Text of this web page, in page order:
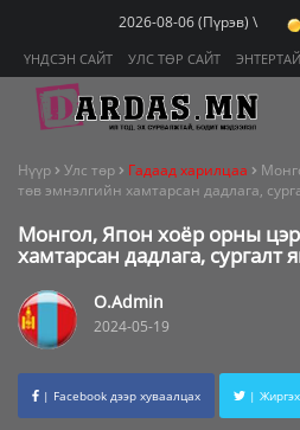
2026-08-06 (Пүрэв) \
ҮНДСЭН САЙТ УЛС ТӨР САЙТ
Нүүр Улс төр Гадаад харилцаа
төв эмнэлгийн хамтарсан дадлага,
Монгол, Япон хоёр орны
хамтарсан дадлага, сургалт
O.Admin
2024-05-19
| Facebook дээр хуваалцах | Жиргэх